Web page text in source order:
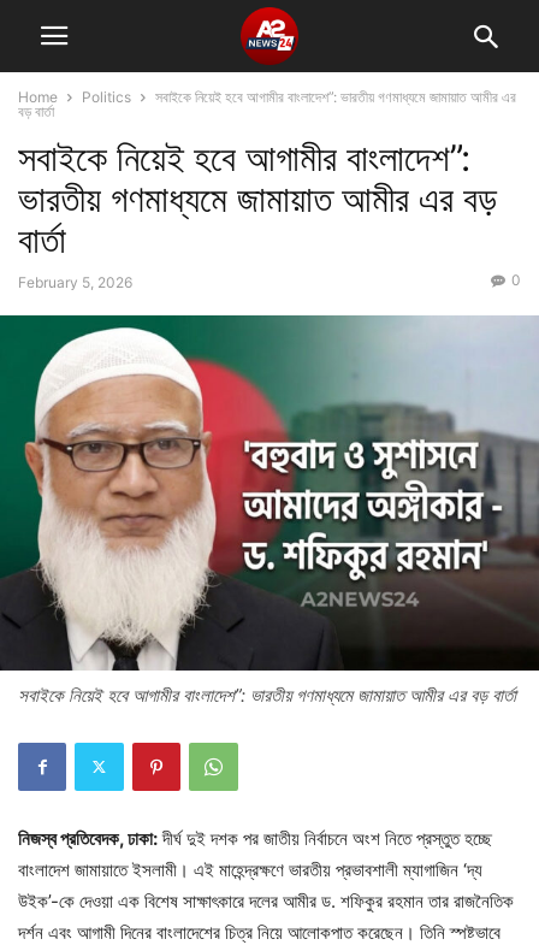
Home Politics
সবাইকে নিয়েই হবে আগামীর বাংলাদেশ”: ভারতীয় গণমাধ্যমে জামায়াত আমীর এর
বড় বার্তা
সবাইকে নিয়েই হবে আগামীর বাংলাদেশ”:
ভারতীয় গণমাধ্যমে জামায়াত আমীর এর বড়
বার্তা
February 5, 2026 0
সবাইকে নিয়েই হবে আগামীর বাংলাদেশ”: ভারতীয় গণমাধ্যমে জামায়াত আমীর এর বড় বার্তা
নিজস্ব প্রতিবেদক, ঢাকা:দীর্ঘ দুই দশক পর জাতীয় নির্বাচনে অংশ নিতে প্রস্তুত হচ্ছে
বাংলাদেশ জামায়াতে ইসলামী। এই মাহেন্দ্রক্ষণে ভারতীয় প্রভাবশালী ম্যাগাজিন ‘দ্য
উইক’-কে দেওয়া এক বিশেষ সাক্ষাৎকারে দলের আমীর ড. শফিকুর রহমান তার রাজনৈতিক
দর্শন এবং আগামী দিনের বাংলাদেশের চিত্র নিয়ে আলোকপাত করেছেন। তিনি স্পষ্টভাবে